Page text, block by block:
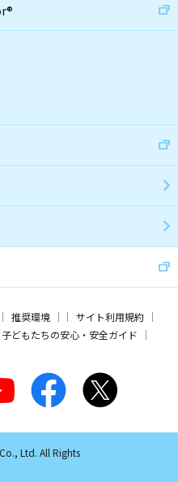
®
推奨環境
サイト利用規約
子どもたちの安心・安全ガイド
Ltd. All Rights